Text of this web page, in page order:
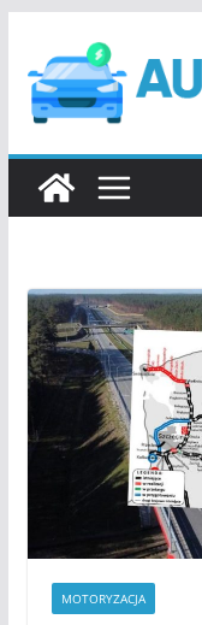
treści
MOTORYZACJA